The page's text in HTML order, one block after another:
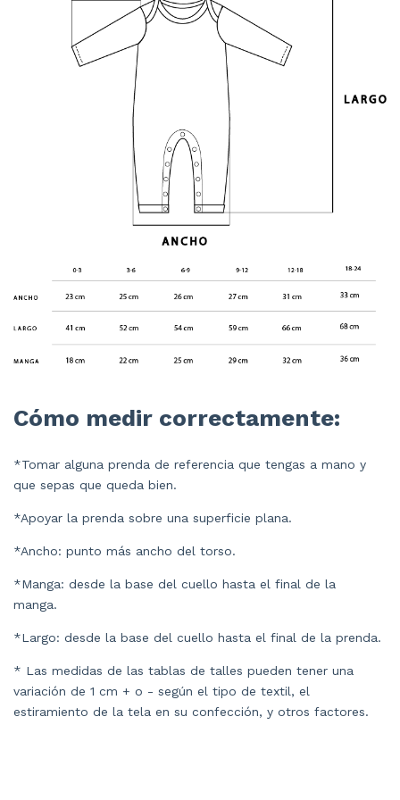
Cómo medir correctamente:
*Tomar alguna prenda de referencia que tengas a mano y
que sepas que queda bien.
*Apoyar la prenda sobre una superficie plana.
*Ancho: punto más ancho del torso.
*Manga: desde la base del cuello hasta el final de la
manga.
*Largo: desde la base del cuello hasta el final de la prenda.
* Las medidas de las tablas de talles pueden tener una
variación de 1 cm + o - según el tipo de textil, el
estiramiento de la tela en su confección, y otros factores.